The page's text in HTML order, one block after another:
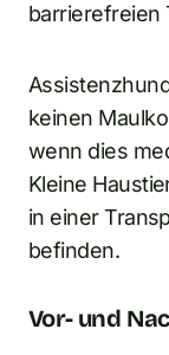
barrierefreien
keinen
wenn dies
Kleine
in einer
befinden.
Vor- und